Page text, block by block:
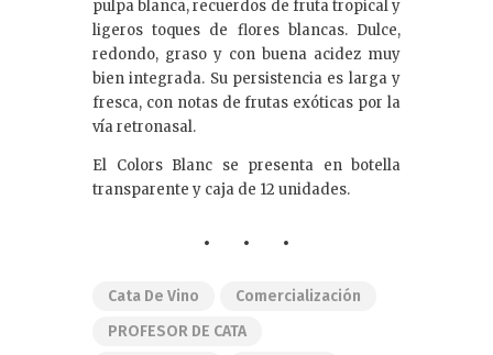
pulpa blanca, recuerdos de fruta tropical y
ligeros toques de flores blancas. Dulce,
redondo, graso y con buena acidez muy
bien integrada. Su persistencia es larga y
fresca, con notas de frutas exóticas por la
vía retronasal.
El Colors Blanc se presenta en botella
transparente y caja de 12 unidades.
Cata De Vino
Comercialización
PROFESOR DE CATA